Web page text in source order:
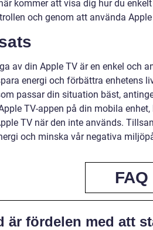
kommer att visa dig hur du
och genom att använda
av din Apple TV är en enkel och
energi och förbättra enhetens
passar din situation bäst,
TV-appen på din mobila
TV när den inte används.
och minska vår negativa
FAQ
är fördelen med att